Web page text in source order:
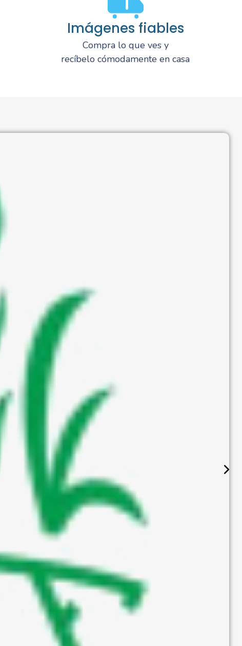
Imágenes fiables
Compra lo que ves y
recíbelo cómodamente en casa